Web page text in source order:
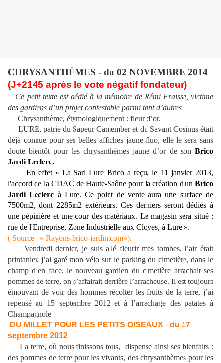
CHRYSANTHÈMES - du 02 NOVEMBRE 2014
(J+2145 après le vote négatif fondateur)
Ce petit texte est dédié à la mémoire de Rémi Fraisse, victime
des gardiens d’un projet contestable parmi tant d’autres
Chrysanthème, étymologiquement : fleur d’or.
LURE, patrie du Sapeur Camember et du Savant Cosinus était
déjà connue pour ses belles affiches jaune-fluo, elle le sera sans
doute bientôt pour les chrysanthèmes jaune d’or de son Brico
Jardi Leclerc.
En effet « La Sarl Lure Brico a reçu, le 11 janvier 2013,
l'accord de la CDAC de Haute-Saône pour la création d'un Brico
Jardi Leclerc à Lure. Ce point de vente aura une surface de
7500m2, dont 2285m2 extérieurs. Ces derniers seront dédiés à
une pépinière et une cour des matériaux. Le magasin sera situé :
rue de l'Entreprise, Zone Industrielle aux Cloyes, à Lure ».
( Source : « Rayons-brico-jardin.com»).
Vendredi dernier, je suis allé fleurir mes tombes, l’air était
printanier, j’ai garé mon vélo sur le parking du cimetière, dans le
champ d’en face, le nouveau gardien du cimetière arrachait ses
pommes de terre, on s’affairait derrière l’arracheuse. Il est toujours
émouvant de voir des hommes récolter les fruits de la terre, j’ai
repensé au 15 septembre 2012 et à l’arrachage des patates à
Champagnole
DU MILLET POUR LES PETITS OISEAUX - du 17
septembre 2012
La terre, où nous finissons tous,
dispense ainsi ses bienfaits :
des pommes de terre pour les vivants, des chrysanthèmes pour les